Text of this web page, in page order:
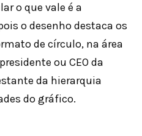
o que vale é a
o desenho destaca os
de círculo, na área
ou CEO da
da hierarquia
do gráfico.